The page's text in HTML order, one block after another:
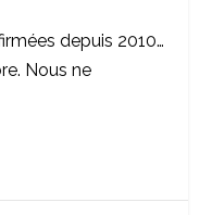
depuis 2010…
Nous ne